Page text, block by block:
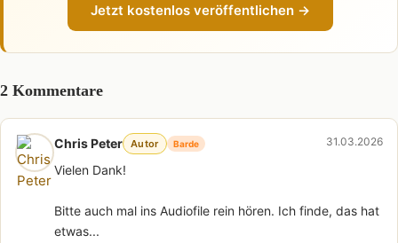
Jetzt kostenlos veröffentlichen →
2 Kommentare
Chris Peter Autor Barde 31.03.2026
Vielen Dank!
Bitte auch mal ins Audiofile rein hören. Ich finde, das hat
etwas...